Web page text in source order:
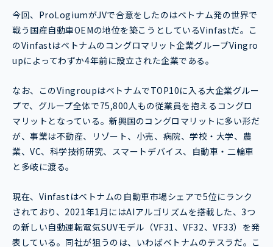
今回、ProLogiumがJVで合意をしたのはベトナム発の世界で
戦う国産自動車OEMの地位を築こうとしているVinfastだ。こ
のVinfastはベトナムのコングロマリット企業グループVingro
upによってわずか4年前に設立された企業である。
なお、このVingroupはベトナムでTOP10に入る大企業グルー
プで、グループ全体で75,800人もの従業員を抱えるコングロ
マリットとなっている。新興国のコングロマリットに多い形だ
が、事業は不動産、リゾート、小売、病院、学校・大学、農
業、VC、科学技術研究、スマートデバイス、自動車・二輪車
と多岐に渡る。
現在、Vinfastはベトナムの自動車市場シェアで5位にランク
されており、2021年1月にはAIアルゴリズムを搭載した、3つ
の新しい自動運転電気SUVモデル（VF31、VF32、VF33）を発
表している。同社が狙うのは、いわばベトナムのテスラだ。こ